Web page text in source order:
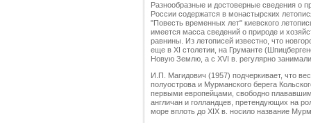
Разнообразные и достоверные сведения о
России содержатся в монастырских
"Повесть временных лет" киевского
имеется масса сведений о природе и
равнины. Из летописей известно, что
еще в XI столетии, на Груманте
Новую Землю, а с XVI в. регулярно
И.П. Магидович (1957) подчеркивает, что
полуострова и Мурманского берега
первыми европейцами, свободно
англичан и голландцев, претендующих на
море вплоть до XIX в. носило название